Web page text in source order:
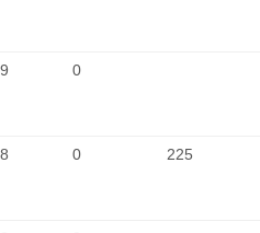
0
0 225